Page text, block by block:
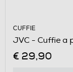
CUFFIE
JVC - Cuffie a
€ 29,90